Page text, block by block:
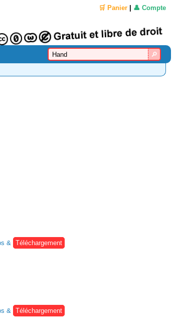
🛒 Panier 👤 Compte
&
Téléchargement
&
Téléchargement